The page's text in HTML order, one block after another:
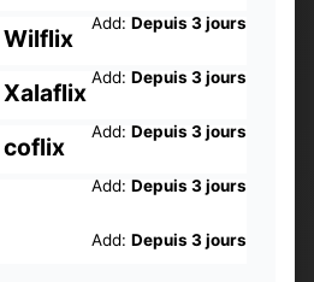
Add: Depuis 3 jours
Wilflix
Add: Depuis 3 jours
Xalaflix
Add: Depuis 3 jours
coflix
Add: Depuis 3 jours
Add: Depuis 3 jours